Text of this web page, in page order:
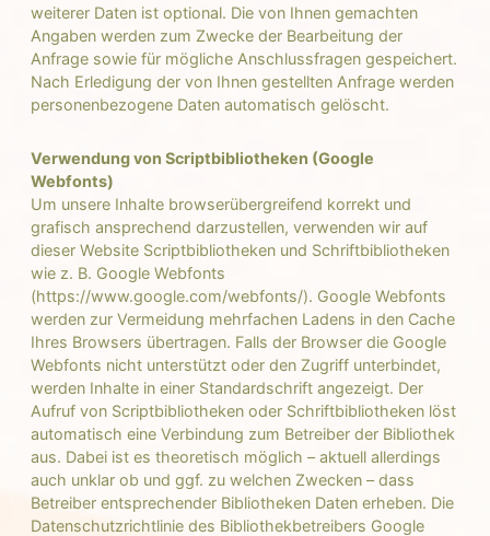
weiterer Daten ist optional. Die von Ihnen gemachten
Angaben werden zum Zwecke der Bearbeitung der
Anfrage sowie für mögliche Anschlussfragen gespeichert.
Nach Erledigung der von Ihnen gestellten Anfrage werden
personenbezogene Daten automatisch gelöscht.
Verwendung von Scriptbibliotheken (Google
Webfonts)
Um unsere Inhalte browserübergreifend korrekt und
grafisch ansprechend darzustellen, verwenden wir auf
dieser Website Scriptbibliotheken und Schriftbibliotheken
wie z. B. Google Webfonts
(https://www.google.com/webfonts/). Google Webfonts
werden zur Vermeidung mehrfachen Ladens in den Cache
Ihres Browsers übertragen. Falls der Browser die Google
Webfonts nicht unterstützt oder den Zugriff unterbindet,
werden Inhalte in einer Standardschrift angezeigt. Der
Aufruf von Scriptbibliotheken oder Schriftbibliotheken löst
automatisch eine Verbindung zum Betreiber der Bibliothek
aus. Dabei ist es theoretisch möglich – aktuell allerdings
auch unklar ob und ggf. zu welchen Zwecken – dass
Betreiber entsprechender Bibliotheken Daten erheben. Die
Datenschutzrichtlinie des Bibliothekbetreibers Google